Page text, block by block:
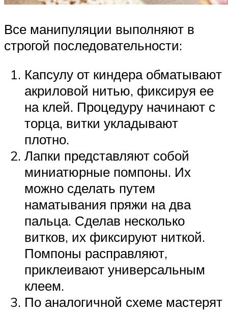
Все манипуляции выполняют в
строгой последовательности:
Капсулу от киндера обматывают
акриловой нитью, фиксируя ее
на клей. Процедуру начинают с
торца, витки укладывают
плотно.
Лапки представляют собой
миниатюрные помпоны. Их
можно сделать путем
наматывания пряжи на два
пальца. Сделав несколько
витков, их фиксируют ниткой.
Помпоны расправляют,
приклеивают универсальным
клеем.
По аналогичной схеме мастерят